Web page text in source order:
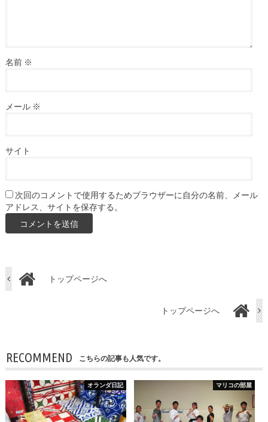
名前 ※
メール ※
サイト
次回のコメントで使用するためブラウザーに自分の名前、メール
アドレス、サイトを保存する。
トップページへ
トップページへ
RECOMMEND こちらの記事も人気です。
オランダ日記 マリコの部屋